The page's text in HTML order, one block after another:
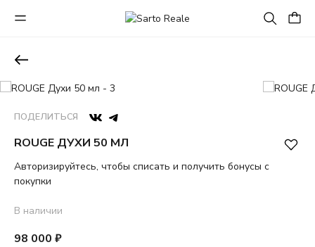
ПОДЕЛИТЬСЯ
ROUGE ДУХИ 50 МЛ
Авторизируйтесь, чтобы списать и получить бонусы с
покупки
В наличии
98 000 ₽